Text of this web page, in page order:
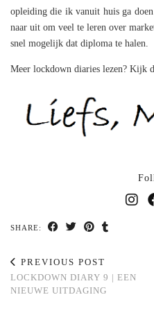
opleiding die ik vanuit huis ga
naar uit om veel te leren over
snel mogelijk dat diploma te halen.
Meer lockdown diaries lezen? Kijk
SHARE:
PREVIOUS POST
LOCKDOWN DIARY 9 | EEN
NIEUWE UITDAGING